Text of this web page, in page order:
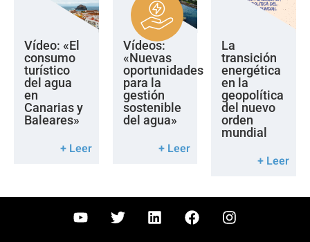
Vídeo: «El
consumo
turístico
del agua
en
Canarias y
Baleares»
+ Leer
Vídeos:
«Nuevas
oportunidades
para la
gestión
sostenible
del agua»
+ Leer
La
transición
energética
en la
geopolítica
del nuevo
orden
mundial
+ Leer